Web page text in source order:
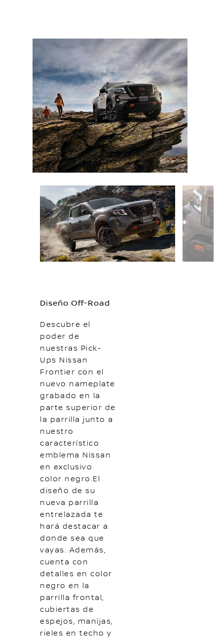
Diseño Off-Road
Descubre el
poder de
nuestras Pick-
Ups Nissan
Frontier con el
nuevo nameplate
grabado en la
parte superior de
la parrilla junto a
nuestro
característico
emblema Nissan
en exclusivo
color negro.El
diseño de su
nueva parrilla
entrelazada te
hará destacar a
donde sea que
vayas. Además,
cuenta con
detalles en color
negro en la
parrilla frontal,
cubiertas de
espejos, manijas,
rieles en techo y